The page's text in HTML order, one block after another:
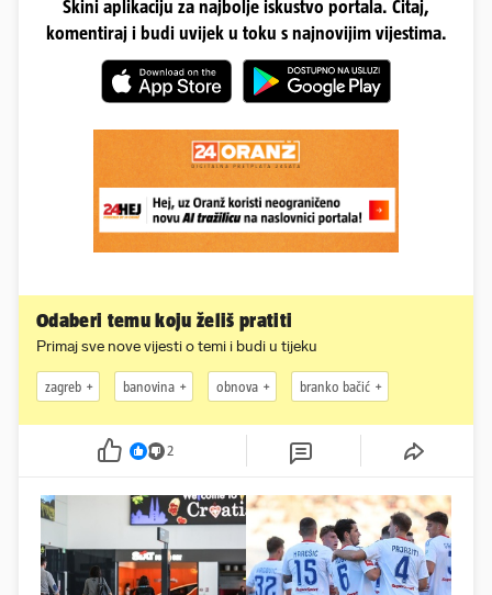
Skini aplikaciju za najbolje iskustvo portala. Čitaj,
komentiraj i budi uvijek u toku s najnovijim vijestima.
Odaberi temu koju želiš pratiti
Primaj sve nove vijesti o temi i budi u tijeku
zagreb banovina obnova branko bačić
2